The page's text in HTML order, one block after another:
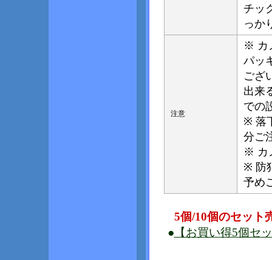
チッ
っか
注意
※ カ
パッ
ござ
出来
での
※ 落
分ご
※ カ
※ 防
予め
5個/10個のセット
● 【お買い得5個セ